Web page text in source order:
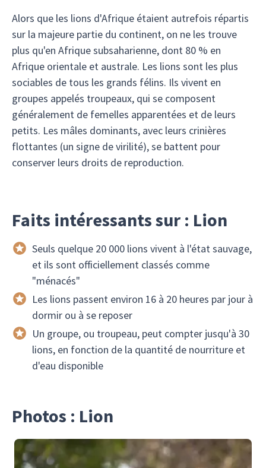
Alors que les lions d'Afrique étaient autrefois répartis
sur la majeure partie du continent, on ne les trouve
plus qu'en Afrique subsaharienne, dont 80 % en
Afrique orientale et australe. Les lions sont les plus
sociables de tous les grands félins. Ils vivent en
groupes appelés troupeaux, qui se composent
généralement de femelles apparentées et de leurs
petits. Les mâles dominants, avec leurs crinières
flottantes (un signe de virilité), se battent pour
conserver leurs droits de reproduction.
Faits intéressants sur : Lion
Seuls quelque 20 000 lions vivent à l'état sauvage,
et ils sont officiellement classés comme
"ménacés"
Les lions passent environ 16 à 20 heures par jour à
dormir ou à se reposer
Un groupe, ou troupeau, peut compter jusqu'à 30
lions, en fonction de la quantité de nourriture et
d'eau disponible
Photos : Lion